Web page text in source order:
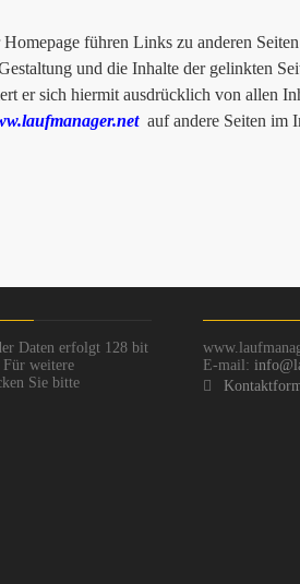
führen Links zu anderen
und die Inhalte der gelinkten
er sich hiermit ausdrücklich von allen
auf andere Seiten im
Daten erfolgt 128 bit
Für weitere
Sie bitte
E-mail: